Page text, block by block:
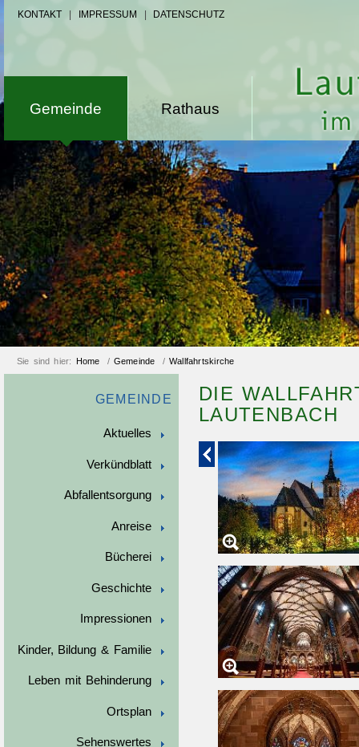
KONTAKT IMPRESSUM DATENSCHUTZ
Gemeinde Rathaus
Sie sind hier: Home / Gemeinde /Wallfahrtskirche
GEMEINDE
Aktuelles
Verkündblatt
Abfallentsorgung
Anreise
Bücherei
Geschichte
Impressionen
Kinder, Bildung & Familie
Leben mit Behinderung
Ortsplan
Sehenswertes
DIE
LAUTENBACH